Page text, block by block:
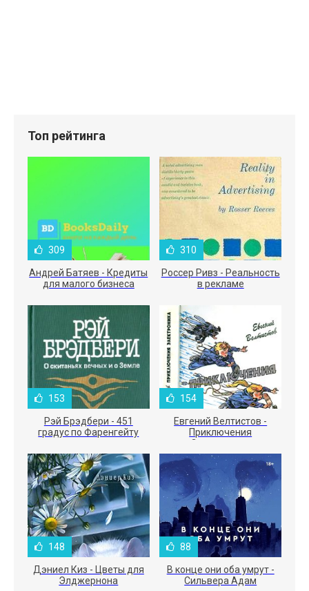
Топ рейтинга
309
Андрей Батяев - Кредиты
для малого бизнеса
310
Россер Ривз - Реальность
в рекламе
153
Рэй Брэдбери - 451
градус по Фаренгейту
154
Евгений Велтистов -
Приключения
Электроника
148
Дэниел Киз - Цветы для
Элджернона
88
В конце они оба умрут -
Сильвера Адам